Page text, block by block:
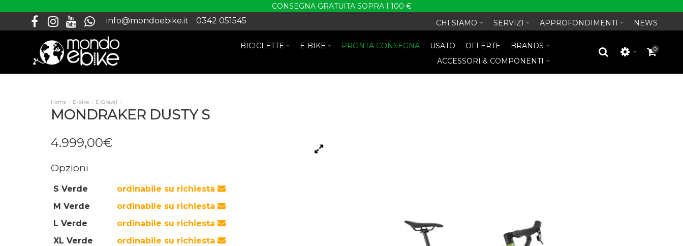
CONSEGNA GRATUITA SOPRA I 100 €
info@mondoebike.it 0342 051545 CHI SIAMO SERVIZI APPROFONDIMENTI NEWS
BICICLETTE E-BIKE PRONTA CONSEGNA USATO OFFERTE
BRANDS
ACCESSORI & COMPONENTI
0
E-bike E-Gravel
MONDRAKER DUSTY S
4.999,00€
Opzioni
S Verde
ordinabile su richiesta
M Verde
ordinabile su richiesta
L Verde
ordinabile su richiesta
XL Verde
ordinabile su richiesta